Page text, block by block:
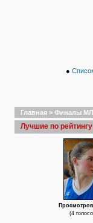
●
Главная > Финалы
Лучшие по
(4